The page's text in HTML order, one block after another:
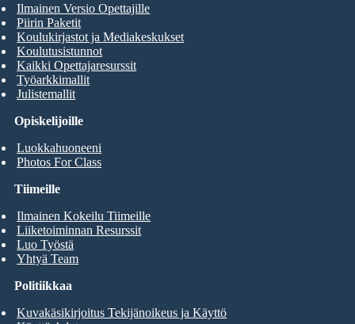
Opiskelijoille
Luokkahuoneeni
Photos For Class
Ilmainen Versio Opettajille
Piirin Paketit
Koulukirjastot ja Mediakeskukset
Koulutusistunnot
Kaikki Opettajaresurssit
Työarkkimallit
Julistemallit
Tiimeille
Ilmainen Kokeilu Tiimeille
Liiketoiminnan Resurssit
Luo Työstä
Yhtyä Team
Politiikkaa
Kuvakäsikirjoitus Tekijänoikeus ja Käyttö